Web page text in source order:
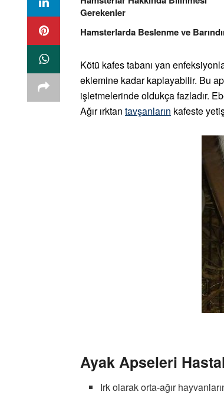
Gerekenler
Hamsterlarda Beslenme ve
Kötü kafes tabanı yan
eklemine kadar kaplayabilir. Bu
işletmelerinde oldukça fazladır.
Ağır ırktan tavşanların kafeste
Ayak Apseleri
Irk olarak orta-ağır